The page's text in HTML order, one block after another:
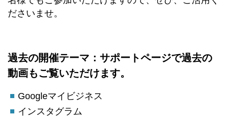
ださいませ。
過去の開催テーマ：サポートページで過去の
動画もご覧いただけます。
Googleマイビジネス
インスタグラム